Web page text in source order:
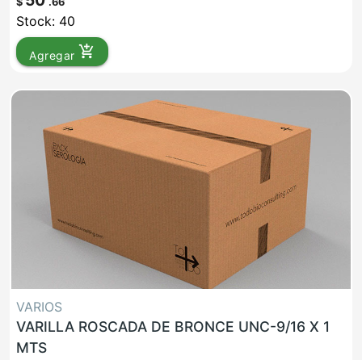
Stock: 40
Agregar add_shopping_cart
VARIOS
VARILLA ROSCADA DE BRONCE UNC-9/16 X 1
MTS